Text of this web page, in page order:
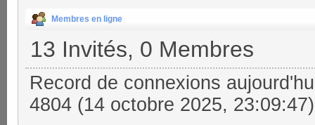
Membres en ligne
13 Invités, 0 Membres
Record de connexions
4804 (14 octobre 2025, 23:09:47)